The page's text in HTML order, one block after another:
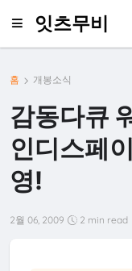
잇츠무비
홈 개봉소식
감동다큐
인디스페
영!
2월 06, 2009 2 min read